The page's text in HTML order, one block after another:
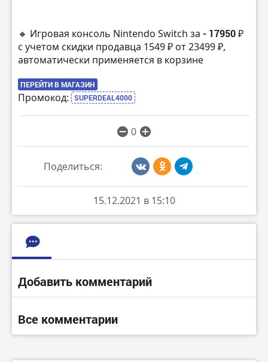
🔸 Игровая консоль Nintendo Switch за - 17950 ₽
с учетом скидки продавца 1549 ₽ от 23499 ₽,
автоматически применяется в корзине
ПЕРЕЙТИ В МАГАЗИН
Промокод: SUPERDEAL4000
0
Поделиться:
15.12.2021 в 15:10
Добавить комментарий
Все комментарии